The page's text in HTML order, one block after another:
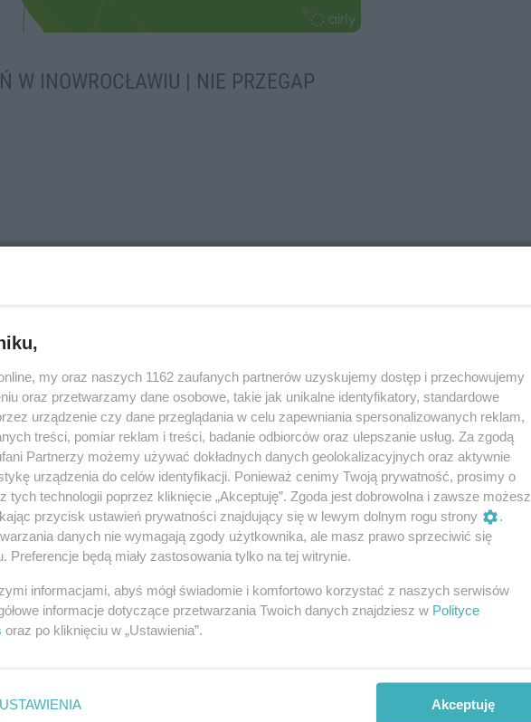
W INOWROCŁAWIU | NIE PRZEGAP
2Dnapisy
w zawieszeniu
akcji gaśniczej
my oraz naszych 1162 zaufanych partnerów uzyskujemy dostęp i przechowujemy
oraz przetwarzamy dane osobowe, takie jak unikalne identyfikatory, standardowe
urządzenie czy dane przeglądania w celu zapewniania spersonalizowanych reklam,
treści, pomiar reklam i treści, badanie odbiorców oraz ulepszanie usług. Za zgodą
Partnerzy możemy używać dokładnych danych geolokalizacyjnych oraz aktywnie
urządzenia do celów identyfikacji. Ponieważ cenimy Twoją prywatność, prosimy o
tych technologii poprzez kliknięcie „Akceptuję”. Zgoda jest dobrowolna i zawsze możesz
przycisk ustawień prywatności znajdujący się w lewym dolnym rogu strony
.
danych nie wymagają zgody użytkownika, ale masz prawo sprzeciwić się
Preferencje będą miały zastosowania tylko na tej witrynie.
informacjami, abyś mógł świadomie i komfortowo korzystać z naszych serwisów
informacje dotyczące przetwarzania Twoich danych znajdziesz w Polityce
oraz po kliknięciu w „Ustawienia”.
USTAWIENIA Akceptuję